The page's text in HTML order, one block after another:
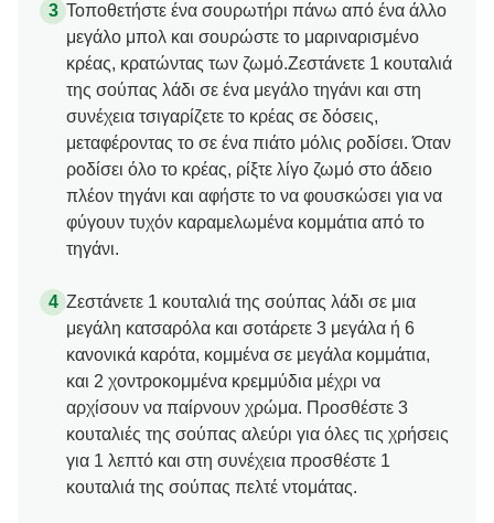
Τοποθετήστε ένα σουρωτήρι πάνω από ένα άλλο
μεγάλο μπολ και σουρώστε το μαριναρισμένο
κρέας, κρατώντας των ζωμό.Ζεστάνετε 1 κουταλιά
της σούπας λάδι σε ένα μεγάλο τηγάνι και στη
συνέχεια τσιγαρίζετε το κρέας σε δόσεις,
μεταφέροντας το σε ένα πιάτο μόλις ροδίσει. Όταν
ροδίσει όλο το κρέας, ρίξτε λίγο ζωμό στο άδειο
πλέον τηγάνι και αφήστε το να φουσκώσει για να
φύγουν τυχόν καραμελωμένα κομμάτια από το
τηγάνι.
Ζεστάνετε 1 κουταλιά της σούπας λάδι σε μια
μεγάλη κατσαρόλα και σοτάρετε 3 μεγάλα ή 6
κανονικά καρότα, κομμένα σε μεγάλα κομμάτια,
και 2 χοντροκομμένα κρεμμύδια μέχρι να
αρχίσουν να παίρνουν χρώμα. Προσθέστε 3
κουταλιές της σούπας αλεύρι για όλες τις χρήσεις
για 1 λεπτό και στη συνέχεια προσθέστε 1
κουταλιά της σούπας πελτέ ντομάτας.